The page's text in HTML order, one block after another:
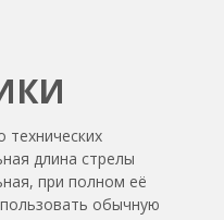
длина стрелы
при полном её
обычную